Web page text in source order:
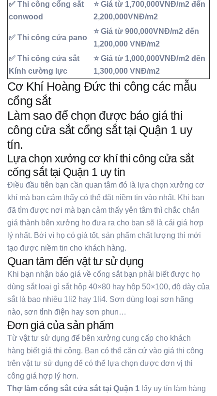
✅ Thi công cổng sắt
conwood
⭐ Giá từ 1,700,000VNĐ/m2 đến
2,200,000VNĐ/m2
✅ Thi công cửa pano
⭐ Giá từ 900,000VNĐ/m2 đến
1,200,000 VNĐ/m2
✅ Thi công cửa sắt
Kính cường lực
⭐ Giá từ 1,000,000VNĐ/m2 đến
1,300,000 VNĐ/m2
Cơ Khí Hoàng Đức thi công các mẫu
cổng sắt
Làm sao để chọn được báo giá thi
công cửa sắt cổng sắt tại Quận 1 uy
tín.
Lựa chọn xưởng cơ khí thi công cửa sắt
cổng sắt tại Quận 1 uy tín
Điều đầu tiên bạn cần quan tâm đó là lựa chọn xưởng cơ
khí mà bạn cảm thấy có thể đặt niềm tin vào nhất. Khi bạn
đã tìm được nơi mà bạn cảm thấy yên tâm thì chắc chắn
giá thành bên xưởng họ đưa ra cho bạn sẽ là cái giá hợp
lý nhất. Bởi vì họ có giá tốt, sản phẩm chất lượng thì mới
tạo được niềm tin cho khách hàng.
Quan tâm đến vật tư sử dụng
Khi bạn nhận báo giá về cổng sắt bạn phải biết được họ
dùng sắt loại gì sắt hộp 40×80 hay hộp 50×100, độ dày của
sắt là bao nhiêu 1li2 hay 1li4. Sơn dùng loại sơn hãng
nào, sơn tỉnh điện hay sơn phun…
Đơn giá của sản phẩm
Từ vật tư sử dụng để bên xưởng cung cấp cho khách
hàng biết giá thi công. Bạn có thể căn cứ vào giá thi công
trên vật tư sử dụng để có thể lựa chọn được đơn vị thi
công giá hợp lý hơn.
Thợ làm cổng sắt cửa sắt tại Quận 1 lấy uy tín làm hàng